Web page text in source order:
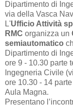
Dipartimento di
via della Vasca
L'Ufficio Attività
RMC organizza un
semiautomatico
Dipartimento di
ore 9 - 10.30 parte
Ingegneria Civile
ore 10.30 - 14
Aula Magna.
Presentano